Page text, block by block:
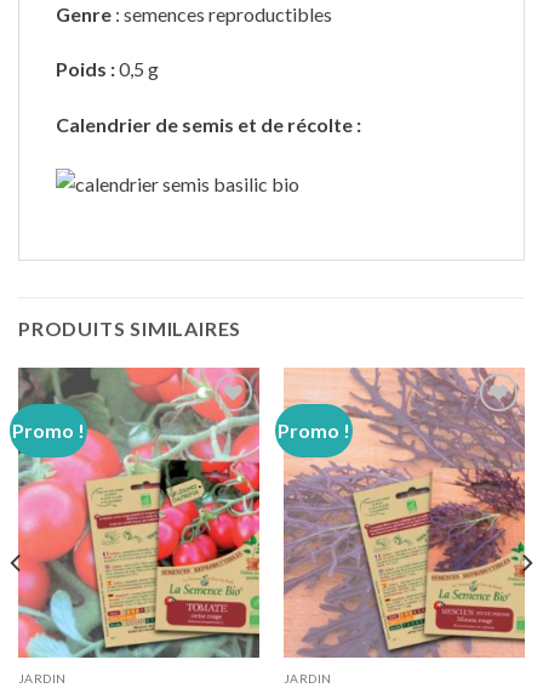
Genre : semences reproductibles
Poids :0,5 g
Calendrier de semis et de récolte :
PRODUITS SIMILAIRES
Promo !
Ajouter
à
wishlist
JARDIN
Promo !
Ajouter
à
wishlist
JARDIN